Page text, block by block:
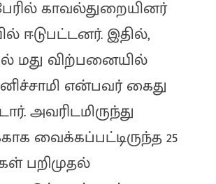
காவல்துறையினர்
ஈடுபட்டனர். இதில்,
மது விற்பனையில்
என்பவர் கைது
அவரிடமிருந்து
வைக்கப்பட்டிருந்த 25
பறிமுதல்